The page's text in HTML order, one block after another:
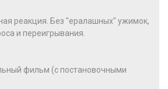
реакция. Без "ералашных" ужимок,
и переигрывания.
фильм (с постановочными